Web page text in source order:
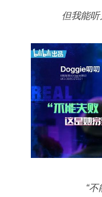
但我能
“